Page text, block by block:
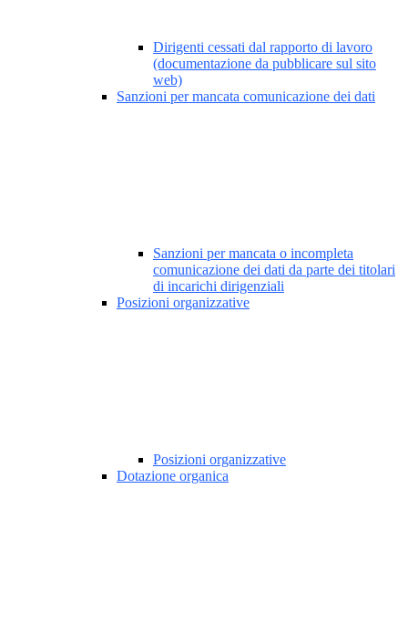
Dirigenti cessati dal rapporto di lavoro
(documentazione da pubblicare sul sito
web)
Sanzioni per mancata comunicazione dei dati
Sanzioni per mancata o incompleta
comunicazione dei dati da parte dei titolari
di incarichi dirigenziali
Posizioni organizzative
Posizioni organizzative
Dotazione organica